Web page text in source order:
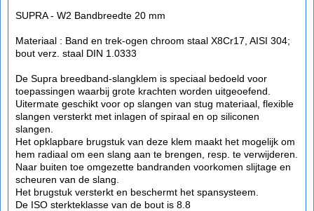
SUPRA - W2 Bandbreedte 20 mm
Materiaal : Band en trek-ogen chroom staal X8Cr17, AISI 304;
bout verz. staal DIN 1.0333
De Supra breedband-slangklem is speciaal bedoeld voor
toepassingen waarbij grote krachten worden uitgeoefend.
Uitermate geschikt voor op slangen van stug materiaal, flexible
slangen versterkt met inlagen of spiraal en op siliconen
slangen.
Het opklapbare brugstuk van deze klem maakt het mogelijk om
hem radiaal om een slang aan te brengen, resp. te verwijderen.
Naar buiten toe omgezette bandranden voorkomen slijtage en
scheuren van de slang.
Het brugstuk versterkt en beschermt het spansysteem.
De ISO sterkteklasse van de bout is 8.8